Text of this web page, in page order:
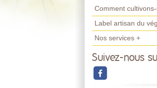
Comment
Label artisan du
Nos services +
Suivez-nous